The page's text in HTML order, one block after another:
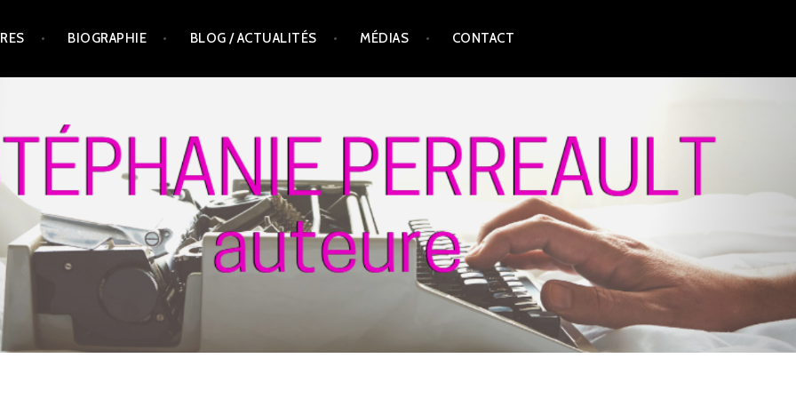
BIOGRAPHIE BLOG / ACTUALITÉS MÉDIAS CONTACT
AUTEURE